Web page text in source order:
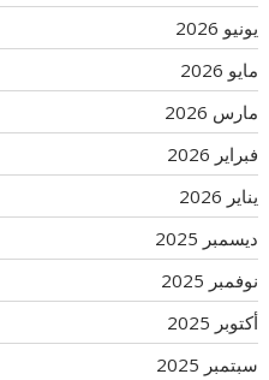
يونيو 2026
مايو 2026
مارس 2026
فبراير 2026
يناير 2026
ديسمبر 2025
نوفمبر 2025
أكتوبر 2025
سبتمبر 2025